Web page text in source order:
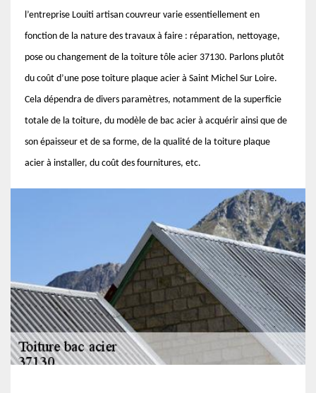
l’entreprise Louiti artisan couvreur varie essentiellement en
fonction de la nature des travaux à faire : réparation, nettoyage,
pose ou changement de la toiture tôle acier 37130. Parlons plutôt
du coût d’une pose toiture plaque acier à Saint Michel Sur Loire.
Cela dépendra de divers paramètres, notamment de la superficie
totale de la toiture, du modèle de bac acier à acquérir ainsi que de
son épaisseur et de sa forme, de la qualité de la toiture plaque
acier à installer, du coût des fournitures, etc.